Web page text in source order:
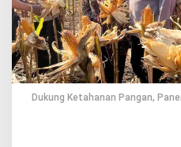
,
a
n
e
n
Dukung Ketahanan Pangan,